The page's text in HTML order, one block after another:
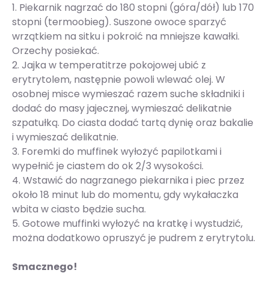
1. Piekarnik nagrzać do 180 stopni (góra/dół) lub 170
stopni (termoobieg). Suszone owoce sparzyć
wrzątkiem na sitku i pokroić na mniejsze kawałki.
Orzechy posiekać.
2. Jajka w temperatitrze pokojowej ubić z
erytrytolem, następnie powoli wlewać olej. W
osobnej misce wymieszać razem suche składniki i
dodać do masy jajecznej, wymieszać delikatnie
szpatułką. Do ciasta dodać tartą dynię oraz bakalie
i wymieszać delikatnie.
3. Foremki do muffinek wyłożyć papilotkami i
wypełnić je ciastem do ok 2/3 wysokości.
4. Wstawić do nagrzanego piekarnika i piec przez
około 18 minut lub do momentu, gdy wykałaczka
wbita w ciasto będzie sucha.
5. Gotowe muffinki wyłożyć na kratkę i wystudzić,
można dodatkowo opruszyć je pudrem z erytrytolu.
Smacznego!